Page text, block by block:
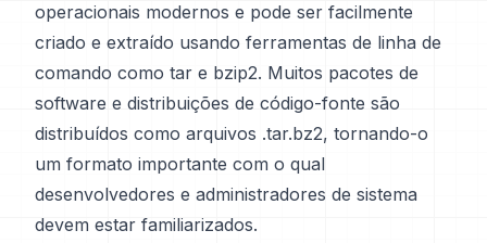
operacionais modernos e pode ser facilmente
criado e extraído usando ferramentas de linha de
comando como tar e bzip2. Muitos pacotes de
software e distribuições de código-fonte são
distribuídos como arquivos .tar.bz2, tornando-o
um formato importante com o qual
desenvolvedores e administradores de sistema
devem estar familiarizados.